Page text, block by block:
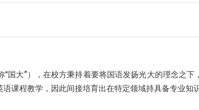
国大”），在校方秉持着要将国语发扬光大的理念之
课程教学，因此间接培育出在特定领域持具备专业